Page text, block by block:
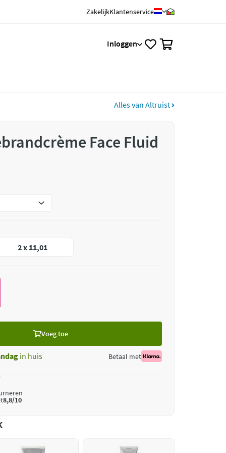
ZakelijkKlantenservice
Inloggen
Alles van Altruist
Face Fluid
2 x 11,01
Voeg toe
in huis Betaal met
8,8/10